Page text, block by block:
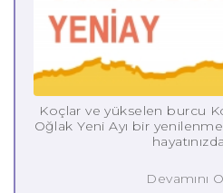
Koçlar ve yükselen burcu
Oğlak Yeni Ayı bir
Devamını